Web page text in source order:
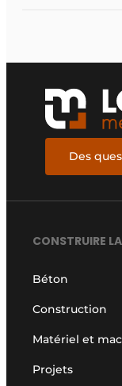
Des
CONSTRUIRE
Béton
Construction
Matériel et
Projets